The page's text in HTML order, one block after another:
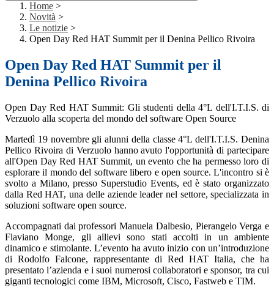
Home >
Novità >
Le notizie >
Open Day Red HAT Summit per il Denina Pellico Rivoira
Open Day Red HAT Summit per il
Denina Pellico Rivoira
Open Day Red HAT Summit: Gli studenti della 4°L dell'I.T.I.S. di
Verzuolo alla scoperta del mondo del software Open Source
Martedì 19 novembre gli alunni della classe 4°L dell'I.T.I.S. Denina
Pellico Rivoira di Verzuolo hanno avuto l'opportunità di partecipare
all'Open Day Red HAT Summit, un evento che ha permesso loro di
esplorare il mondo del software libero e open source. L'incontro si è
svolto a Milano, presso Superstudio Events, ed è stato organizzato
dalla Red HAT, una delle aziende leader nel settore, specializzata in
soluzioni software open source.
Accompagnati dai professori Manuela Dalbesio, Pierangelo Verga e
Flaviano Monge, gli allievi sono stati accolti in un ambiente
dinamico e stimolante. L’evento ha avuto inizio con un’introduzione
di Rodolfo Falcone, rappresentante di Red HAT Italia, che ha
presentato l’azienda e i suoi numerosi collaboratori e sponsor, tra cui
giganti tecnologici come IBM, Microsoft, Cisco, Fastweb e TIM.